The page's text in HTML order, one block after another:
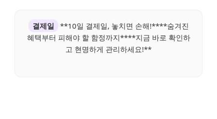
결제일
**10일 결제일, 놓치면 손해!****숨겨진
혜택부터 피해야 할 함정까지****지금 바로 확인하
고 현명하게 관리하세요!**